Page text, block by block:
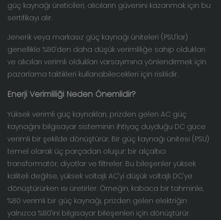
güç kaynağı üreticileri, alıcıların güvenini kazanmak için bu
sertifikayı alır.
Jenerik veya markasız güç kaynağı üniteleri (PSU'lar)
genellikle %80'den daha düşük verimliliğe sahip oldukları
ve alıcıları verimli oldukları varsayımına yönlendirmek için
pazarlama taktikleri kullanabilecekleri için risklidir.
Enerji Verimliliği Neden Önemlidir?
Yüksek verimli güç kaynakları, prizden gelen AC güç
kaynağını bilgisayar sisteminin ihtiyaç duyduğu DC güce
verimli bir şekilde dönüştürür. Bir güç kaynağı ünitesi (PSU)
temel olarak üç parçadan oluşur: bir alçaltıcı
transformatör, diyotlar ve filtreler. Bu bileşenler yüksek
kaliteli değilse, yüksek voltajlı AC'yi düşük voltajlı DC'ye
dönüştürürken ısı üretirler. Örneğin, kabaca bir tahminle,
%80 verimli bir güç kaynağı, prizden gelen elektriğin
yalnızca %80'ini bilgisayar bileşenleri için dönüştürür.